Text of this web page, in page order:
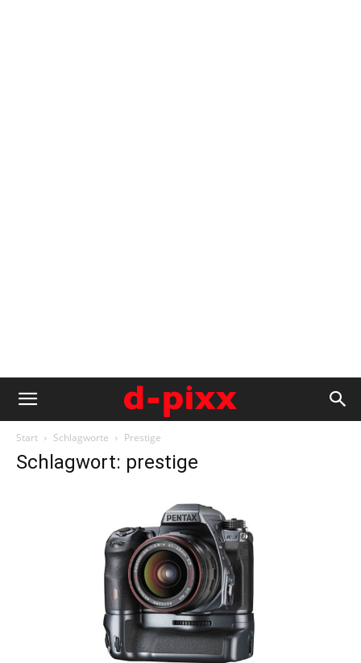
Start Schlagworte Prestige
Schlagwort: prestige